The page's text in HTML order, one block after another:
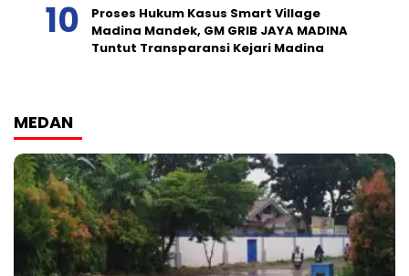
Proses Hukum Kasus Smart Village
Madina Mandek, GM GRIB JAYA MADINA
Tuntut Transparansi Kejari Madina
MEDAN